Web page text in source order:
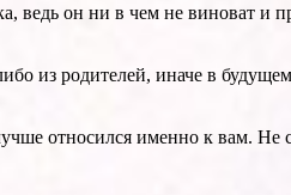
ведь он ни в чем не виноват и
из родителей, иначе в
относился именно к вам. Не